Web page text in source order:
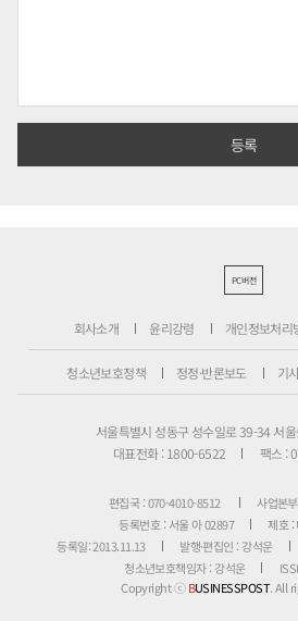
PC버전
회사소개 윤리강령 개인정보처리
청소년보호정책 정정·반론보도 기
서울특별시 성동구 성수일로 39-34 서
대표전화 : 1800-6522
팩스 :
편집국 : 070-4010-8512
사업본
등록번호 : 서울 아 02897
제호 :
등록일: 2013.11.13
발행·편집인 : 강석운
청소년보호책임자 : 강석운
Copyright ⓒBUSINESSPOST. All